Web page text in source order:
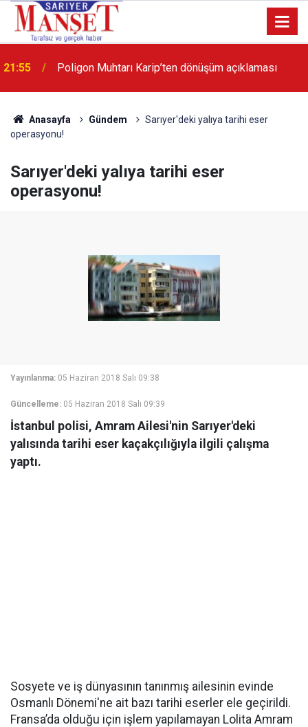
13:36 'Poligon'da İstanbul'a örnek proje gerçekleştirilecek'
Anasayfa Gündem
Sarıyer'deki yalıya tarihi eser
operasyonu!
Sarıyer'deki yalıya tarihi eser
operasyonu!
Yayınlanma: 05 Haziran 2018 Salı 09:38
Güncelleme: 05 Haziran 2018 Salı 09:39
İstanbul polisi, Amram Ailesi'nin Sarıyer'deki
yalısında tarihi eser kaçakçılığıyla ilgili çalışma
yaptı.
Sosyete ve iş dünyasının tanınmış ailesinin evinde
Osmanlı Dönemi'ne ait bazı tarihi eserler ele geçirildi.
Fransa’da olduğu için işlem yapılamayan Lolita Amram